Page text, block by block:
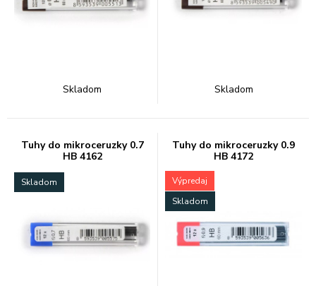
Skladom Skladom
Tuhy do mikroceruzky 0.7
HB 4162
Skladom
Tuhy do mikroceruzky 0.9
HB 4172
Výpredaj
Skladom